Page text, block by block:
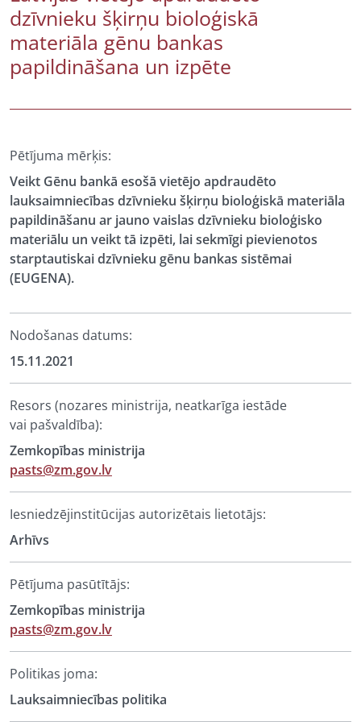
dzīvnieku šķirņu bioloģiskā
materiāla gēnu bankas
papildināšana un izpēte
Pētījuma mērķis:
Veikt Gēnu bankā esošā vietējo apdraudēto
lauksaimniecības dzīvnieku šķirņu bioloģiskā materiāla
papildināšanu ar jauno vaislas dzīvnieku bioloģisko
materiālu un veikt tā izpēti, lai sekmīgi pievienotos
starptautiskai dzīvnieku gēnu bankas sistēmai
(EUGENA).
Nodošanas datums:
15.11.2021
Resors (nozares ministrija, neatkarīga iestāde
vai pašvaldība):
Zemkopības ministrija
pasts@zm.gov.lv
Iesniedzējinstitūcijas autorizētais lietotājs:
Arhīvs
Pētījuma pasūtītājs:
Zemkopības ministrija
pasts@zm.gov.lv
Politikas joma:
Lauksaimniecības politika